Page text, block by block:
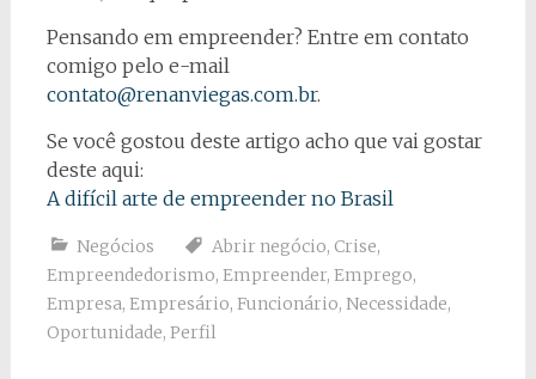
Pensando em empreender? Entre em contato
comigo pelo e-mail
contato@renanviegas.com.br.
Se você gostou deste artigo acho que vai gostar
deste aqui:
A difícil arte de empreender no Brasil
Negócios Abrir negócio, Crise,
Empreendedorismo, Empreender, Emprego,
Empresa, Empresário, Funcionário, Necessidade,
Oportunidade, Perfil